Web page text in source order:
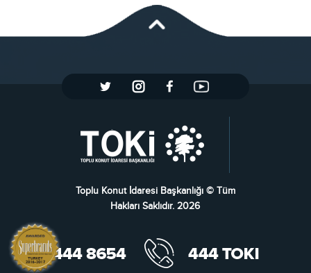
Toplu Konut İdaresi Başkanlığı © Tüm
Hakları Saklıdır. 2026